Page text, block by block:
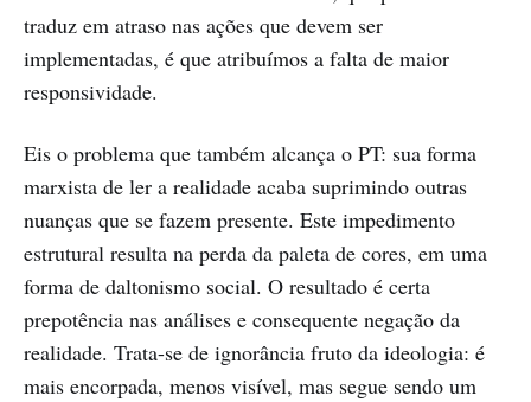
traduz em atraso nas ações que devem ser
implementadas, é que atribuímos a falta de maior
responsividade.
Eis o problema que também alcança o PT: sua forma
marxista de ler a realidade acaba suprimindo outras
nuanças que se fazem presente. Este impedimento
estrutural resulta na perda da paleta de cores, em uma
forma de daltonismo social. O resultado é certa
prepotência nas análises e consequente negação da
realidade. Trata-se de ignorância fruto da ideologia: é
mais encorpada, menos visível, mas segue sendo um